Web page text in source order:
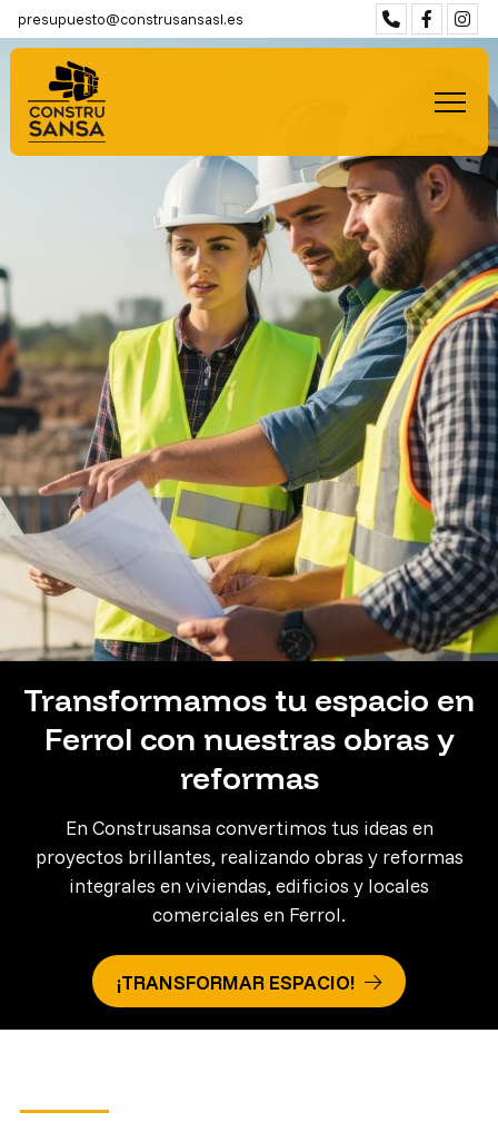
presupuesto@construsansasl.es
Transformamos tu espacio en
Ferrol con nuestras obras y
reformas
En Construsansa convertimos tus ideas en
proyectos brillantes, realizando obras y reformas
integrales en viviendas, edificios y locales
comerciales en Ferrol.
¡TRANSFORMAR ESPACIO!